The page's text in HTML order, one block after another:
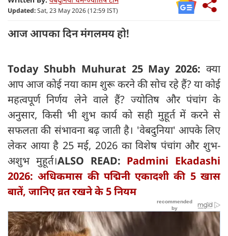
Updated:Sat, 23 May 2026 (12:59 IST)
आज आपका दिन मंगलमय हो!
Today Shubh Muhurat 25 May 2026: क्या
आप आज कोई नया काम शुरू करने की सोच रहे हैं? या कोई
महत्वपूर्ण निर्णय लेने वाले हैं? ज्योतिष और पंचांग के
अनुसार, किसी भी शुभ कार्य को सही मुहूर्त में करने से
सफलता की संभावना बढ़ जाती है। 'वेबदुनिया' आपके लिए
लेकर आया है 25 मई, 2026 का विशेष पंचांग और शुभ-
अशुभ मुहूर्त।ALSO READ: Padmini Ekadashi
2026: अधिकमास की पद्मिनी एकादशी की 5 खास
बातें, जानिए व्रत रखने के 5 नियम